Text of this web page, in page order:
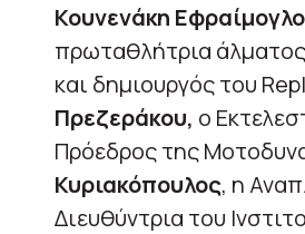
Κουνενάκη
πρωταθλήτρια
και δημιουργός του
Πρεζεράκου, ο
Πρόεδρος της
Κυριακόπουλος, η
Διευθύντρια του